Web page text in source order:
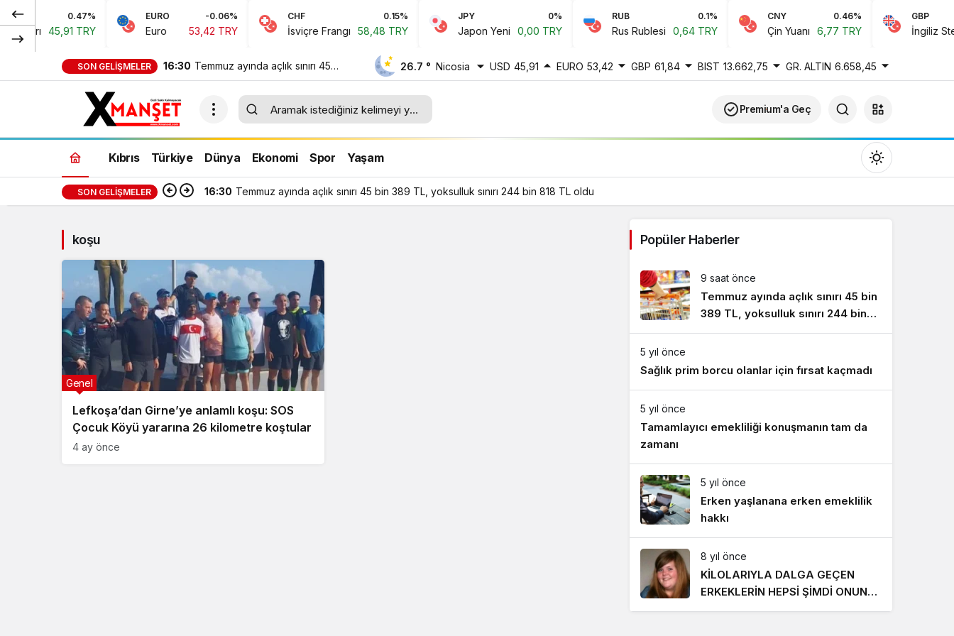
0.47%
45,91 TRY
EURO -0.06%
Euro 53,42 TRY
CHF 0.15%
İsviçre Frangı 58,48 TRY
JPY 0%
Japon Yeni 0,00 TRY
RUB 0.1%
Rus Rublesi 0,64 TRY
CNY 0.46%
Çin Yuanı 6,77 TRY
GBP
İngiliz
SON GELIŞMELER 16:30 Temmuz ayında açlık sınırı 45
bin 389 TL, yoksulluk sınırı 244
bin 818 TL oldu
26.7 ° Nicosia USD 45,91 EURO 53,42 GBP 61,84 BIST 13.662,75 GR. ALTIN 6.658,45
Premium'a Geç
Kıbrıs Türkiye Dünya Ekonomi Spor Yaşam
Gündüz modunu seçin.
SON GELIŞMELER 16:30 Temmuz ayında açlık sınırı 45 bin 389 TL, yoksulluk sınırı 244 bin 818 TL oldu
koşu
Lefkoşa’dan Girne’ye anlamlı koşu: SOS
Çocuk Köyü yararına 26 kilometre koştular
Genel
4 ay önce
Popüler Haberler
9 saat önce
Temmuz ayında açlık sınırı 45 bin
389 TL, yoksulluk sınırı 244 bin
818 TL oldu
5 yıl önce
Sağlık prim borcu olanlar için fırsat kaçmadı
5 yıl önce
Tamamlayıcı emekliliği konuşmanın tam da
zamanı
5 yıl önce
Erken yaşlanana erken emeklilik
hakkı
8 yıl önce
KİLOLARIYLA DALGA GEÇEN
ERKEKLERİN HEPSİ ŞİMDİ ONUN
PEŞİNDE! SON HALİ İNANILMAZ